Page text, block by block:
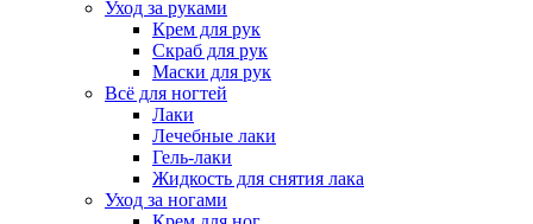
Уход за руками
Крем для рук
Скраб для рук
Маски для рук
Всё для ногтей
Лаки
Лечебные лаки
Гель-лаки
Жидкость для снятия лака
Уход за ногами